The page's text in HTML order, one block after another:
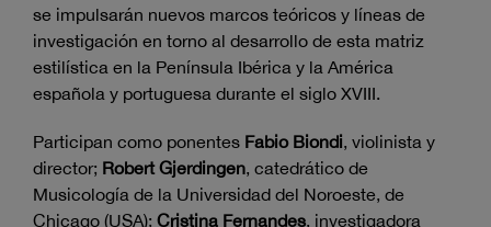
se impulsarán nuevos marcos teóricos y líneas de
investigación en torno al desarrollo de esta matriz
estilística en la Península Ibérica y la América
española y portuguesa durante el siglo XVIII.
Participan como ponentes Fabio Biondi, violinista y
director; Robert Gjerdingen, catedrático de
Musicología de la Universidad del Noroeste, de
Chicago (USA); Cristina Fernandes, investigadora